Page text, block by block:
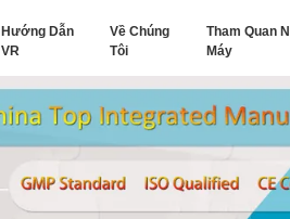
Hướng Dẫn
VR
Về Chúng
Tôi
Tham Quan
Máy